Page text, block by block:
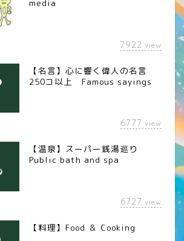
media
7922 view
【名言】心に響く偉人の名言
250コ以上 Famous sayings
6777 view
【温泉】スーパー銭湯巡り
Public bath and spa
6727 view
【料理】Food ＆ Cooking